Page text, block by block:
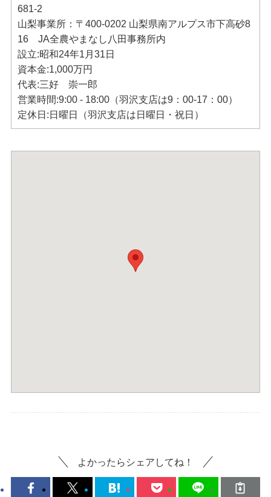
681-2
山梨事業所：〒400-0202 山梨県南アルプス市下高砂8
16 JA全農やまなし八田事務所内
設立:昭和24年1月31日
資本金:1,000万円
代表:三好 崇一郎
営業時間:9:00 - 18:00（羽沢支店は9：00-17：00）
定休日:日曜日（羽沢支店は日曜日・祝日）
よかったらシェアしてね！